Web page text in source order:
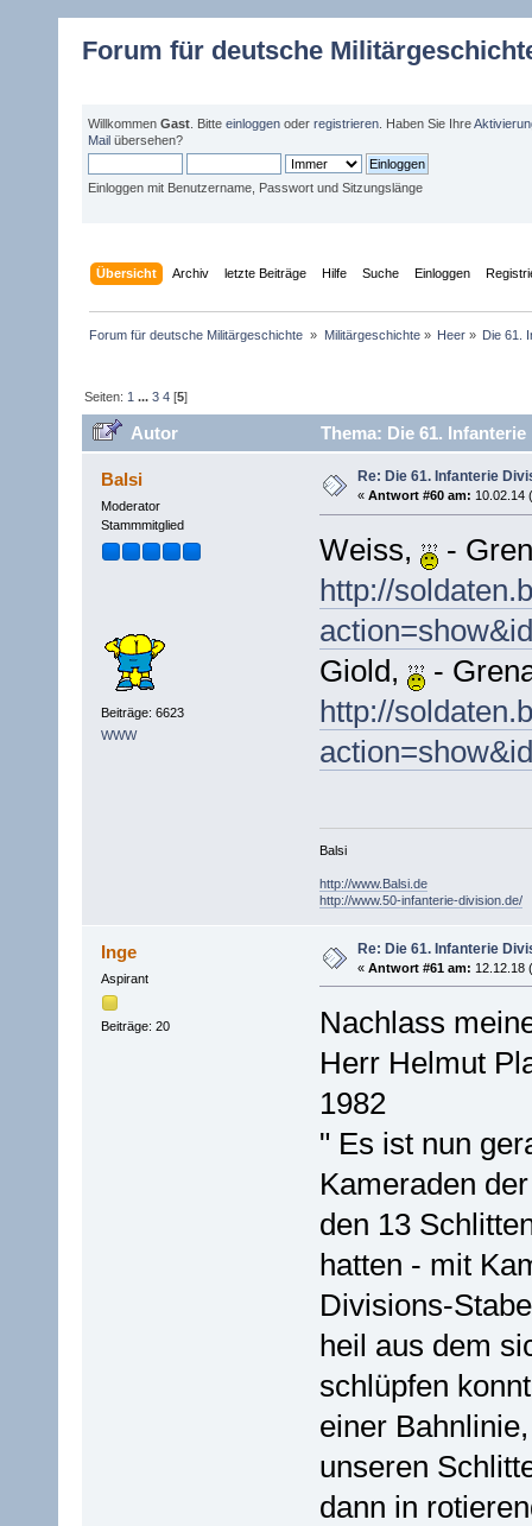
Forum für deutsche
Willkommen Gast . Bitte einloggen oder registrieren . Haben Sie Ihre
Mail übersehen?
Einloggen mit Benutzername, Passwort und Sitzungslänge
Übersicht Archiv letzte Beiträge Hilfe Suche Einloggen
Forum für deutsche Militärgeschichte » Militärgeschichte» Heer» Die 61.
Seiten: 1 ...3 4 [5]
Autor Thema: Die 61.
Balsi
Moderator
Stammmitglied
Beiträge: 6623
WWW
Re: Die 61. Infanterie
« Antwort #60 am: 10.02.14
Weiss,
-
http://
Giold,
-
http://
Balsi
http://www.Balsi.de
http://www.50-infanterie-division.de/
Inge
Aspirant
Beiträge: 20
Re: Die 61. Infanterie
« Antwort #61 am: 12.12.18
Nachlass
Herr Helmut
1982
" Es ist nun
Kameraden
den 13
hatten - mit
Divisions-
heil aus dem
schlüpfen
einer
unseren
dann in